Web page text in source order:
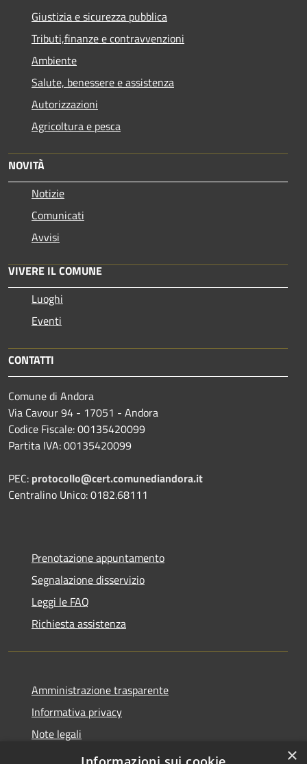
Giustizia e sicurezza pubblica
Tributi,finanze e contravvenzioni
Ambiente
Salute, benessere e assistenza
Autorizzazioni
Agricoltura e pesca
NOVITÀ
Notizie
Comunicati
Avvisi
VIVERE IL COMUNE
Luoghi
Eventi
CONTATTI
Comune di Andora
Via Cavour 94 - 17051 - Andora
Codice Fiscale: 00135420099
Partita IVA: 00135420099
PEC: protocollo@cert.comunediandora.it
Centralino Unico: 0182.68111
Prenotazione appuntamento
Segnalazione disservizio
Leggi le FAQ
Richiesta assistenza
Amministrazione trasparente
Informativa privacy
Note legali
Dichiarazione di accessibilità
×